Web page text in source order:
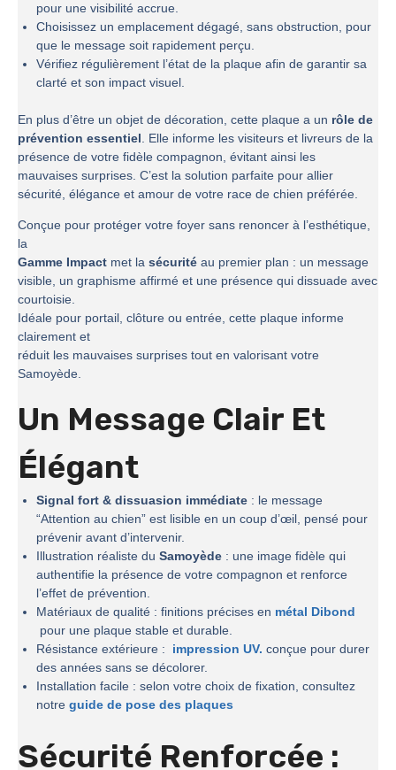
pour une visibilité accrue.
Choisissez un emplacement dégagé, sans obstruction, pour
que le message soit rapidement perçu.
Vérifiez régulièrement l’état de la plaque afin de garantir sa
clarté et son impact visuel.
En plus d’être un objet de décoration, cette plaque a un rôle de
prévention essentiel. Elle informe les visiteurs et livreurs de la
présence de votre fidèle compagnon, évitant ainsi les
mauvaises surprises. C’est la solution parfaite pour allier
sécurité, élégance et amour de votre race de chien préférée.
Conçue pour protéger votre foyer sans renoncer à l’esthétique,
la
Gamme Impact met la sécurité au premier plan : un message
visible, un graphisme affirmé et une présence qui dissuade avec
courtoisie.
Idéale pour portail, clôture ou entrée, cette plaque informe
clairement et
réduit les mauvaises surprises tout en valorisant votre
Samoyède.
Un Message Clair Et
Élégant
Signal fort & dissuasion immédiate : le message
“Attention au chien” est lisible en un coup d’œil, pensé pour
prévenir avant d’intervenir.
Illustration réaliste du Samoyède : une image fidèle qui
authentifie la présence de votre compagnon et renforce
l’effet de prévention.
Matériaux de qualité : finitions précises en métal Dibond
pour une plaque stable et durable.
Résistance extérieure :
impression UV. conçue pour durer
des années sans se décolorer.
Installation facile : selon votre choix de fixation, consultez
notre guide de pose des plaques
Sécurité Renforcée :